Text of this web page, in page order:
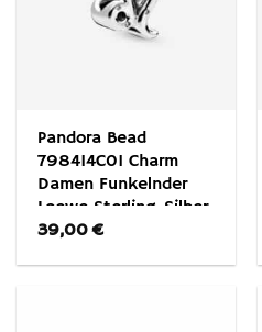
Pandora Bead
798414C01 Charm
Damen Funkelnder
Loewe Sterling-Silber
39,00€